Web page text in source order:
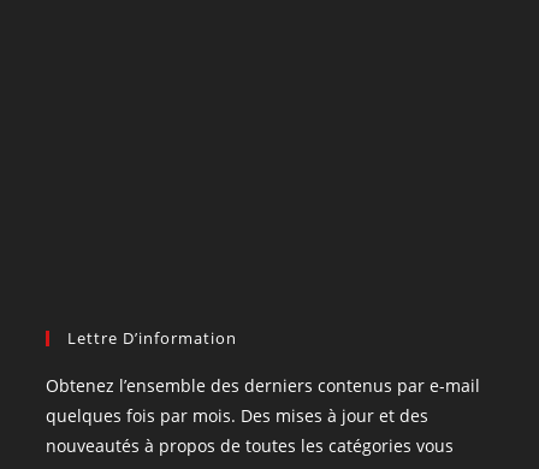
Lettre D’information
Obtenez l’ensemble des derniers contenus par e-mail
quelques fois par mois. Des mises à jour et des
nouveautés à propos de toutes les catégories vous